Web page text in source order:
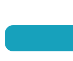
contenido